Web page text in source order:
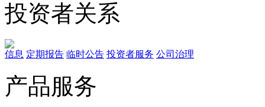
投资者关系
信息 定期报告 临时公告 投资者服务 公司治理
产品服务